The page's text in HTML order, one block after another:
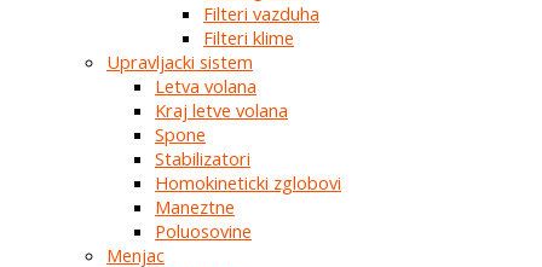
Filteri vazduha
Filteri klime
Upravljacki sistem
Letva volana
Kraj letve volana
Spone
Stabilizatori
Homokineticki zglobovi
Maneztne
Poluosovine
Menjac